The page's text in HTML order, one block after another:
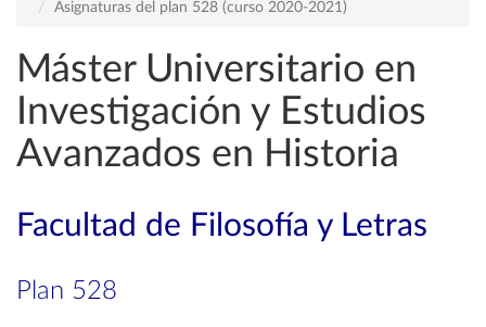
Asignaturas del plan 528 (curso 2020-2021)
Máster Universitario en
Investigación y Estudios
Avanzados en Historia
Facultad de Filosofía y Letras
Plan 528